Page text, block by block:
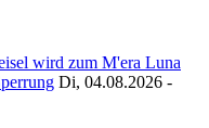
wird zum M'era Luna
Di, 04.08.2026 -